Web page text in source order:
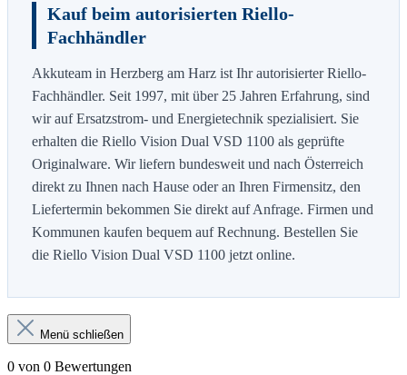
Kauf beim autorisierten Riello-
Fachhändler
Akkuteam in Herzberg am Harz ist Ihr autorisierter Riello-
Fachhändler. Seit 1997, mit über 25 Jahren Erfahrung, sind
wir auf Ersatzstrom- und Energietechnik spezialisiert. Sie
erhalten die Riello Vision Dual VSD 1100 als geprüfte
Originalware. Wir liefern bundesweit und nach Österreich
direkt zu Ihnen nach Hause oder an Ihren Firmensitz, den
Liefertermin bekommen Sie direkt auf Anfrage. Firmen und
Kommunen kaufen bequem auf Rechnung. Bestellen Sie
die Riello Vision Dual VSD 1100 jetzt online.
Menü schließen
0 von 0 Bewertungen